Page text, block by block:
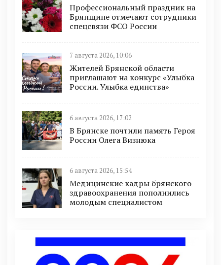
Профессиональный праздник на
Брянщине отмечают сотрудники
спецсвязи ФСО России
7 августа 2026, 10:06
Жителей Брянской области
приглашают на конкурс «Улыбка
России. Улыбка единства»
6 августа 2026, 17:02
В Брянске почтили память Героя
России Олега Визнюка
6 августа 2026, 15:54
Медицинские кадры брянского
здравоохранения пополнились
молодым специалистом